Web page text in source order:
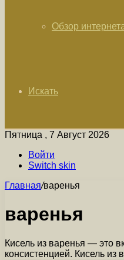
Обзор
Искать
Пятница , 7 Август 2026
Войти
Switch skin
Главная/варенья
варенья
Кисель из варенья — это
консистенцией. Кисель из